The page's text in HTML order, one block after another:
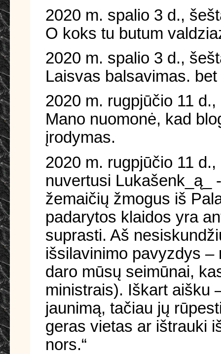
2020 m. spalio 3 d.,
O koks tu butum
2020 m. spalio 3 d.,
Laisvas balsavimas.
2020 m. rugpjūčio 11
Mano nuomonė, kad
įrodymas.
2020 m. rugpjūčio 11
nuvertusi Lukašenk_ą_
žemaičių žmogus iš
padarytos klaidos yra
suprasti. Aš
išsilavinimo pavyzdys
daro mūsų seimūnai,
ministrais). Iškart aišku
jaunimą, tačiau jų
geras vietas ar ištrauki
nors.“